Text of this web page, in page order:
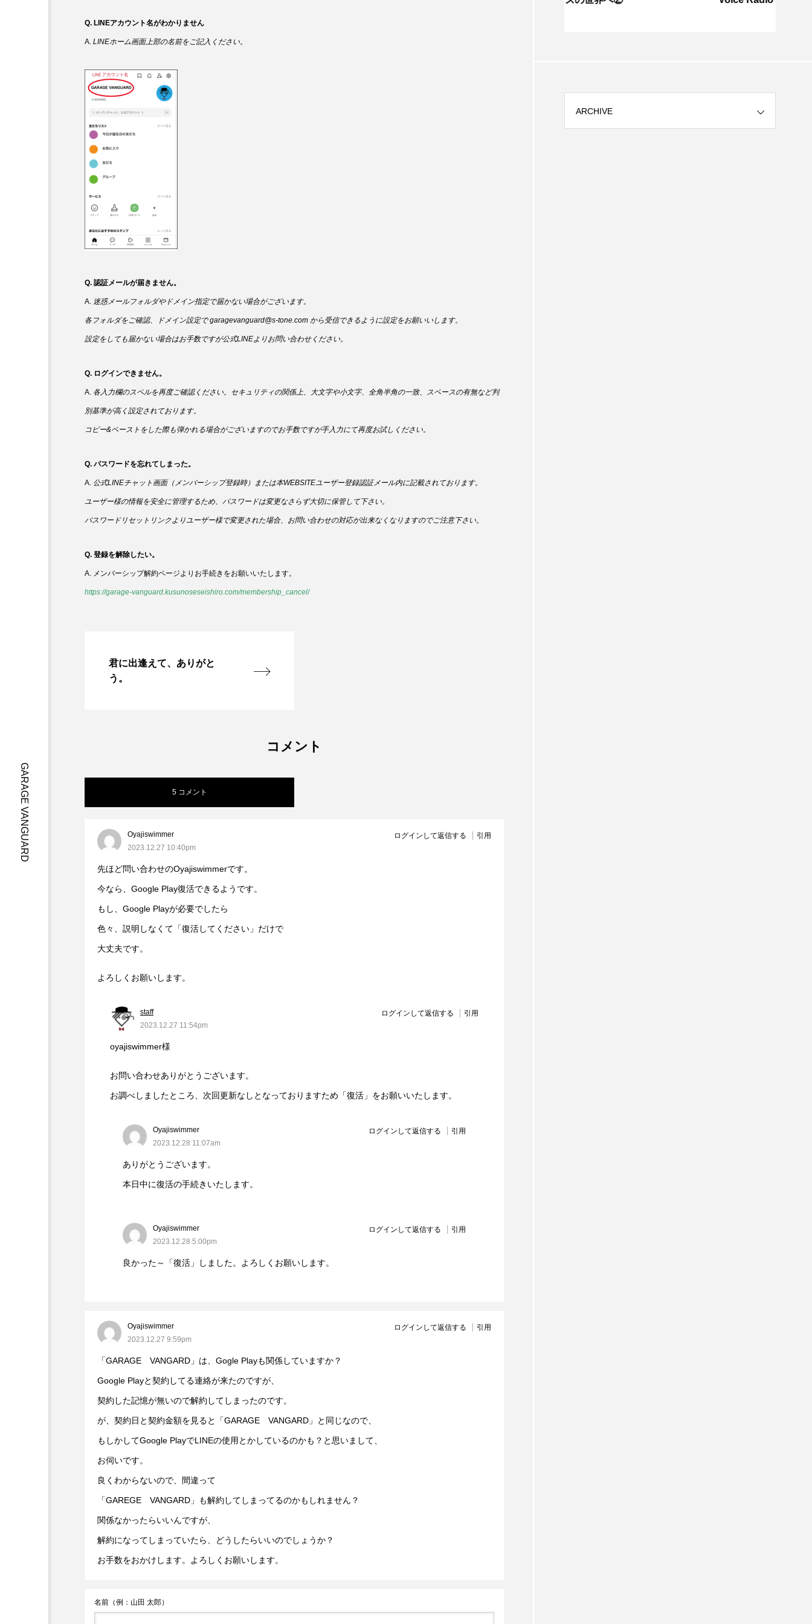
GARAGE VANGUARD
Q. LINEアカウント名がわかりません
A. LINEホーム画面上部の名前をご記入ください。
Q. 認証メールが届きません。
A. 迷惑メールフォルダやドメイン指定で届かない場合がございます。
各フォルダをご確認、ドメイン設定で garagevanguard@s-tone.com から受信できるように設定をお願いいします。
設定をしても届かない場合はお手数ですが公式LINEよりお問い合わせください。
Q. ログインできません。
A. 各入力欄のスペルを再度ご確認ください。セキュリティの関係上、大文字や小文字、全角半角の一致、スペースの有無など判
別基準が高く設定されております。
コピー&ペーストをした際も弾かれる場合がございますのでお手数ですが手入力にて再度お試しください。
Q. パスワードを忘れてしまった。
A. 公式LINEチャット画面（メンバーシップ登録時）または本WEBSITEユーザー登録認証メール内に記載されております。
ユーザー様の情報を安全に管理するため、パスワードは変更なさらず大切に保管して下さい。
パスワードリセットリンクよりユーザー様で変更された場合、お問い合わせの対応が出来なくなりますのでご注意下さい。
Q. 登録を解除したい。
A. メンバーシップ解約ページよりお手続きをお願いいたします。
https://garage-vanguard.kusunoseseishiro.com/membership_cancel/
君に出逢えて、ありがと
う。
コメント
5 コメント
Oyajiswimmer
2023.12.27 10:40pm
ログインして返信する 引用
先ほど問い合わせのOyajiswimmerです。
今なら、Google Play復活できるようです。
もし、Google Playが必要でしたら
色々、説明しなくて「復活してください」だけで
大丈夫です。
よろしくお願いします。
staff
2023.12.27 11:54pm
ログインして返信する 引用
oyajiswimmer様
お問い合わせありがとうございます。
お調べしましたところ、次回更新なしとなっておりますため「復活」をお願いいたします。
Oyajiswimmer
2023.12.28 11:07am
ログインして返信する 引用
ありがとうございます。
本日中に復活の手続きいたします。
Oyajiswimmer
2023.12.28 5:00pm
ログインして返信する 引用
良かった～「復活」しました。よろしくお願いします。
Oyajiswimmer
2023.12.27 9:59pm
ログインして返信する 引用
「GARAGE VANGARD」は、Gogle Playも関係していますか？
Google Playと契約してる連絡が来たのですが、
契約した記憶が無いので解約してしまったのです。
が、契約日と契約金額を見ると「GARAGE VANGARD」と同じなので、
もしかしてGoogle PlayでLINEの使用とかしているのかも？と思いまして、
お伺いです。
良くわからないので、間違って
「GAREGE VANGARD」も解約してしまってるのかもしれません？
関係なかったらいいんですが、
解約になってしまっていたら、どうしたらいいのでしょうか？
お手数をおかけします。よろしくお願いします。
名前（例：山田 太郎）
ARCHIVE